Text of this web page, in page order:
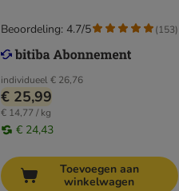
individueel€ 26,76
€ 25,99
€ 14,77 / kg
€ 24,43
Beoordeling: 4.7/5 (153)
Toevoegen aan
winkelwagen